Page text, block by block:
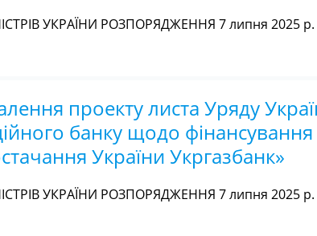
УКРАЇНИ РОЗПОРЯДЖЕННЯ 7 липня 2025
проекту листа Уряду
банку щодо
України Укргазбанк»
УКРАЇНИ РОЗПОРЯДЖЕННЯ 7 липня 2025